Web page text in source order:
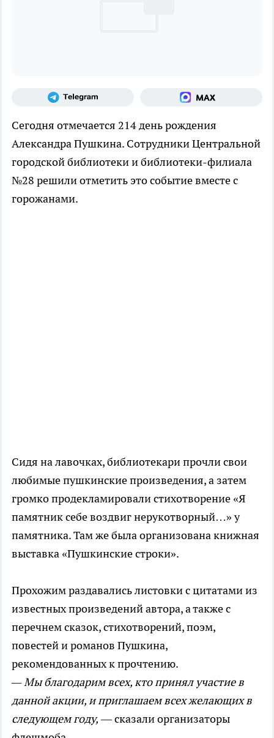
Сегодня отмечается 214 день рождения
Александра Пушкина. Сотрудники Центральной
городской библиотеки и библиотеки-филиала
№28 решили отметить это событие вместе с
горожанами.
Сидя на лавочках, библиотекари прочли свои
любимые пушкинские произведения, а затем
громко продекламировали стихотворение «Я
памятник себе воздвиг нерукотворный…» у
памятника. Там же была организована книжная
выставка «Пушкинские строки».
Прохожим раздавались листовки с цитатами из
известных произведений автора, а также с
перечнем сказок, стихотворений, поэм,
повестей и романов Пушкина,
рекомендованных к прочтению.
— Мы благодарим всех, кто принял участие в
данной акции, и приглашаем всех желающих в
следующем году,— сказали организаторы